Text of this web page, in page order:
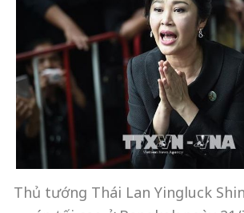
Thủ tướng Thái Lan Yingluck